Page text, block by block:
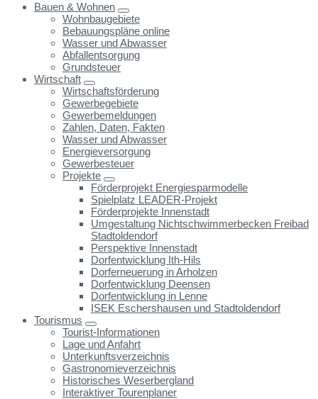
Bauen & Wohnen
Wohnbaugebiete
Bebauungspläne online
Wasser und Abwasser
Abfallentsorgung
Grundsteuer
Wirtschaft
Wirtschaftsförderung
Gewerbegebiete
Gewerbemeldungen
Zahlen, Daten, Fakten
Wasser und Abwasser
Energieversorgung
Gewerbesteuer
Projekte
Förderprojekt Energiesparmodelle
Spielplatz LEADER-Projekt
Förderprojekte Innenstadt
Umgestaltung Nichtschwimmerbecken Freibad
Stadtoldendorf
Perspektive Innenstadt
Dorfentwicklung Ith-Hils
Dorferneuerung in Arholzen
Dorfentwicklung Deensen
Dorfentwicklung in Lenne
ISEK Eschershausen und Stadtoldendorf
Tourismus
Tourist-Informationen
Lage und Anfahrt
Unterkunftsverzeichnis
Gastronomieverzeichnis
Historisches Weserbergland
Interaktiver Tourenplaner